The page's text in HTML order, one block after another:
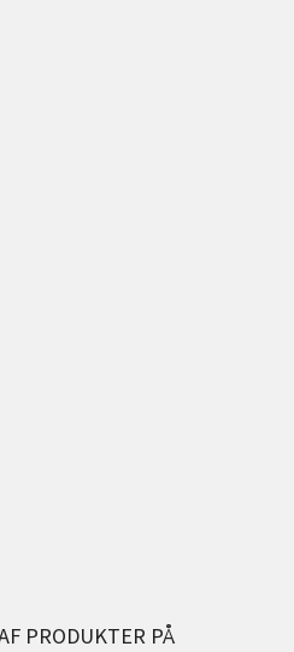
PRODUKTER PÅ